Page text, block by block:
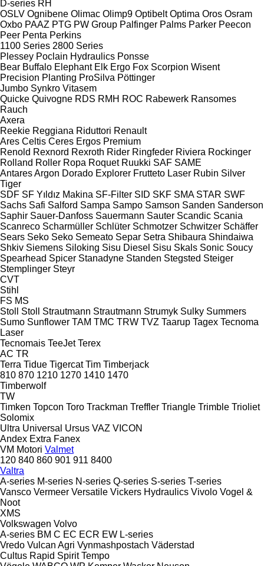
D-series RH
OSLV Ognibene Olimac Olimp9 Optibelt Optima Oros Osram
Oxbo PAAZ PTG PW Group Palfinger Palms Parker Peecon
Peer Penta Perkins
1100 Series 2800 Series
Plessey Poclain Hydraulics Ponsse
Bear Buffalo Elephant Elk Ergo Fox Scorpion Wisent
Precision Planting ProSilva Pöttinger
Jumbo Synkro Vitasem
Quicke Quivogne RDS RMH ROC Rabewerk Ransomes
Rauch
Axera
Reekie Reggiana Riduttori Renault
Ares Celtis Ceres Ergos Premium
Renold Rexnord Rexroth Rider Ringfeder Riviera Rockinger
Rolland Roller Ropa Roquet Ruukki SAF SAME
AntaresArgon Dorado Explorer Frutteto Laser Rubin Silver
Tiger
SDF SF Yıldız Makina SF-Filter SID SKF SMA STAR SWF
Sachs Safi Salford Sampa Sampo Samson Sanden Sanderson
Saphir Sauer-Danfoss Sauermann Sauter Scandic Scania
Scanreco Scharmüller Schlüter Schmotzer Schwitzer Schäffer
Sears Seko Seko Semeato Separ Setra Shibaura Shindaiwa
Shkiv Siemens Siloking Sisu Diesel Sisu Skals Sonic Soucy
Spearhead Spicer Stanadyne Standen Stegsted Steiger
Stemplinger Steyr
CVT
Stihl
FS MS
Stoll
Stoll Strautmann Strautmann Strumyk Sulky Summers
Sumo Sunflower TAM TMC TRW TVZ Taarup Tagex Tecnoma
Laser
Tecnomais TeeJet Terex
AC TR
Terra Tidue Tigercat Tim Timberjack
810 870 1210 1270 1410 1470
Timberwolf
TW
Timken Topcon Toro Trackman Treffler Triangle Trimble Trioliet
Solomix
Ultra Universal Ursus VAZ VICON
Andex Extra Fanex
VM Motori Valmet
120 840 860 901 911 8400
Valtra
A-series M-series N-series Q-series S-series T-series
Vansco Vermeer Versatile Vickers Hydraulics Vivolo Vogel &
Noot
XMS
Volkswagen Volvo
A-series BM C EC ECR EW L-series
Vredo Vulcan Agri Vynmashpostach Väderstad
Cultus Rapid Spirit Tempo